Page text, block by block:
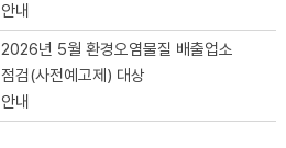
안내
2026년 5월 환경오염물질 배출업소
점검(사전예고제) 대상
안내